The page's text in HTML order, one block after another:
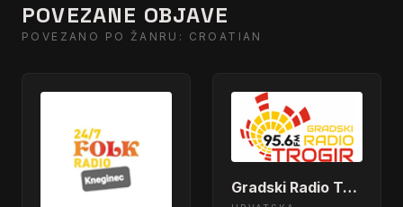
POVEZANE OBJAVE
POVEZANO PO ŽANRU: CROATIAN
Gradski Radio Trogir